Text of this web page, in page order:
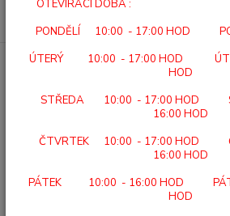
Úvod SEBEOBSLUHA KUCHYŇSKÉ
KUCHYŇSKÉ
OTEVÍRACÍ DOBA : Pro
PONDĚLÍ 10:00 - 17:00 HOD
ÚTERÝ 10:00 - 17:00 HOD
HOD
STŘEDA 10:00 - 17:00 HOD
16:00 HOD
ČTVRTEK 10:00 - 17:00 HOD
16:00 HOD
PÁTEK 10:00 - 16:00 HOD
HOD